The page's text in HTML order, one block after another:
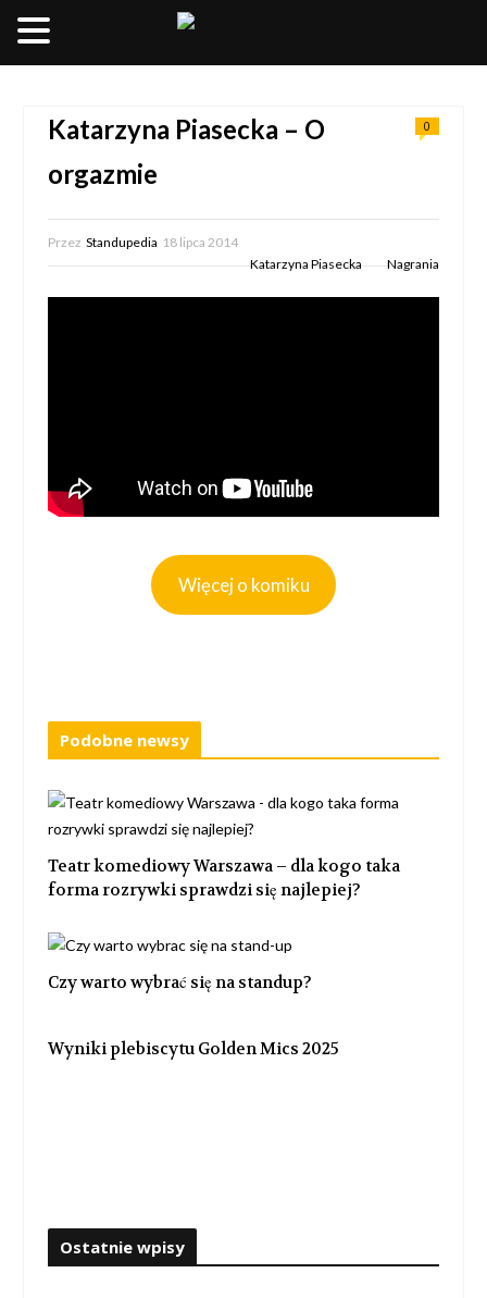
Katarzyna Piasecka – O
orgazmie
0
Przez Standupedia 18 lipca 2014
Katarzyna Piasecka
Nagrania
Więcej o komiku
Podobne newsy
Teatr komediowy Warszawa – dla kogo taka
forma rozrywki sprawdzi się najlepiej?
Czy warto wybrać się na standup?
Wyniki plebiscytu Golden Mics 2025
Ostatnie wpisy